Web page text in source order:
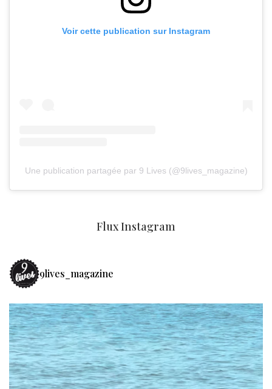
Voir cette publication sur Instagram
Une publication partagée par 9 Lives (@9lives_magazine)
Flux Instagram
9lives_magazine